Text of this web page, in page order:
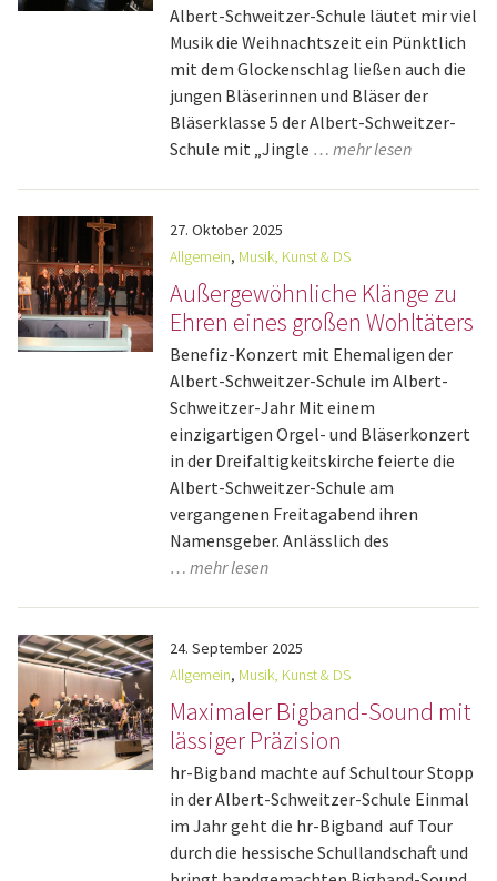
Albert-Schweitzer-Schule läutet mir viel
Musik die Weihnachtszeit ein Pünktlich
mit dem Glockenschlag ließen auch die
jungen Bläserinnen und Bläser der
Bläserklasse 5 der Albert-Schweitzer-
Schule mit „Jingle … mehr lesen
27. Oktober 2025
Allgemein, Musik, Kunst & DS
Außergewöhnliche Klänge zu
Ehren eines großen Wohltäters
Benefiz-Konzert mit Ehemaligen der
Albert-Schweitzer-Schule im Albert-
Schweitzer-Jahr Mit einem
einzigartigen Orgel- und Bläserkonzert
in der Dreifaltigkeitskirche feierte die
Albert-Schweitzer-Schule am
vergangenen Freitagabend ihren
Namensgeber. Anlässlich des
… mehr lesen
24. September 2025
Allgemein, Musik, Kunst & DS
Maximaler Bigband-Sound mit
lässiger Präzision
hr-Bigband machte auf Schultour Stopp
in der Albert-Schweitzer-Schule Einmal
im Jahr geht die hr-Bigband auf Tour
durch die hessische Schullandschaft und